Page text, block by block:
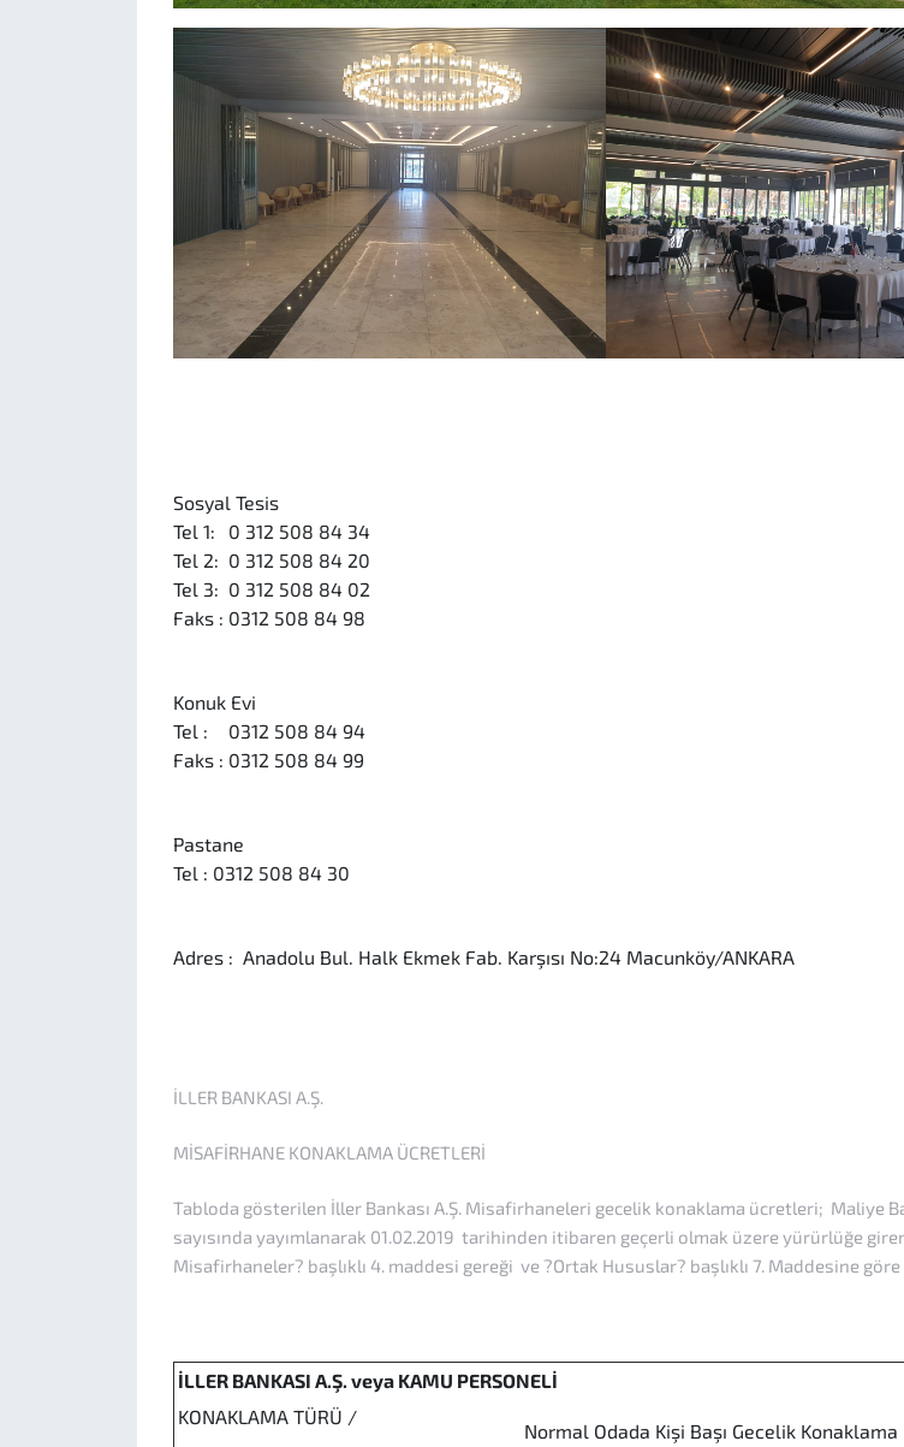
Sosyal Tesis
Tel 1:
0 312 508 84 34
Tel 2: 0 312 508 84 20
Tel 3: 0 312 508 84 02
Faks : 0312 508 84 98
Konuk Evi
Tel :
0312 508 84 94
Faks : 0312 508 84 99
Pastane
Tel : 0312 508 84 30
Adres : Anadolu Bul. Halk Ekmek Fab. Karşısı No:24 Macunköy/ANKARA
İLLER BANKASI A.Ş.
MİSAFİRHANE KONAKLAMA ÜCRETLERİ
Tabloda gösterilen İller Bankası A.Ş. Misafirhaneleri gecelik konaklama ücretleri; Maliye
sayısında yayımlanarak 01.02.2019 tarihinden itibaren geçerli olmak üzere yürürlüğe
Misafirhaneler? başlıklı 4. maddesi gereği ve ?Ortak Hususlar? başlıklı 7. Maddesine
İLLER BANKASI A.Ş. veya KAMU PERSONELİ
KONAKLAMA TÜRÜ /
Normal Odada Kişi Başı Gecelik